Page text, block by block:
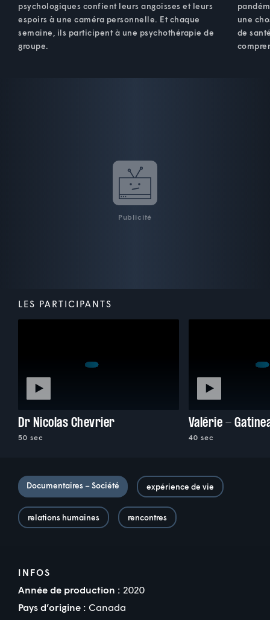
psychologiques confient leurs angoisses et leurs
espoirs à une caméra personnelle. Et chaque
semaine, ils participent à une psychothérapie de
groupe.
une
de
Publicité
LES PARTICIPANTS
Dr Nicolas Chevrier
50 sec
Valérie -
40 sec
Documentaires – Société expérience de vie
relations humaines rencontres
INFOS
Année de production : 2020
Pays d’origine : Canada